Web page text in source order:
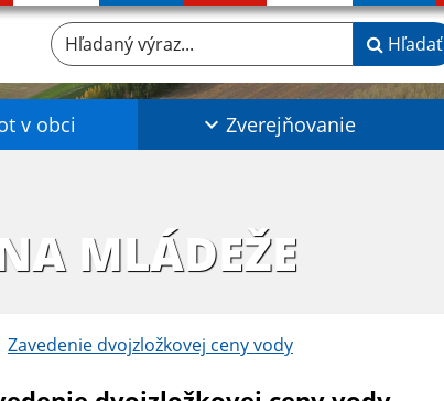
Hľadaný výraz... Hľadať
v obci Zverejňovanie
MLÁDEŽE
Zavedenie dvojzložkovej ceny vody